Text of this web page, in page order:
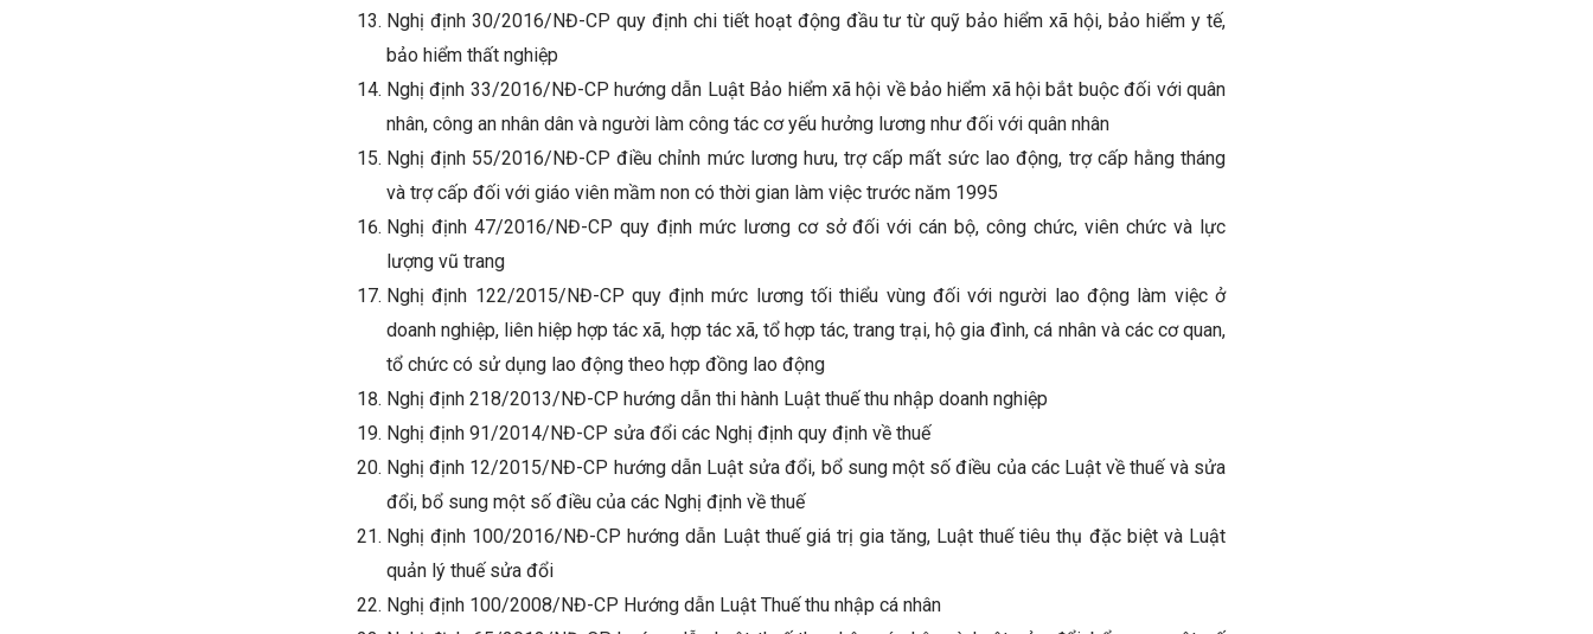
Nghị định 30/2016/NĐ-CP quy định chi tiết hoạt động đầu tư từ quỹ bảo hiểm xã hội, bảo hiểm y tế,
bảo hiểm thất nghiệp
Nghị định 33/2016/NĐ-CP hướng dẫn Luật Bảo hiểm xã hội về bảo hiểm xã hội bắt buộc đối với quân
nhân, công an nhân dân và người làm công tác cơ yếu hưởng lương như đối với quân nhân
Nghị định 55/2016/NĐ-CP điều chỉnh mức lương hưu, trợ cấp mất sức lao động, trợ cấp hằng tháng
và trợ cấp đối với giáo viên mầm non có thời gian làm việc trước năm 1995
Nghị định 47/2016/NĐ-CP quy định mức lương cơ sở đối với cán bộ, công chức, viên chức và lực
lượng vũ trang
Nghị định 122/2015/NĐ-CP quy định mức lương tối thiểu vùng đối với người lao động làm việc ở
doanh nghiệp, liên hiệp hợp tác xã, hợp tác xã, tổ hợp tác, trang trại, hộ gia đình, cá nhân và các cơ quan,
tổ chức có sử dụng lao động theo hợp đồng lao động
Nghị định 218/2013/NĐ-CP hướng dẫn thi hành Luật thuế thu nhập doanh nghiệp
Nghị định 91/2014/NĐ-CP sửa đổi các Nghị định quy định về thuế
Nghị định 12/2015/NĐ-CP hướng dẫn Luật sửa đổi, bổ sung một số điều của các Luật về thuế và sửa
đổi, bổ sung một số điều của các Nghị định về thuế
Nghị định 100/2016/NĐ-CP hướng dẫn Luật thuế giá trị gia tăng, Luật thuế tiêu thụ đặc biệt và Luật
quản lý thuế sửa đổi
Nghị định 100/2008/NĐ-CP Hướng dẫn Luật Thuế thu nhập cá nhân